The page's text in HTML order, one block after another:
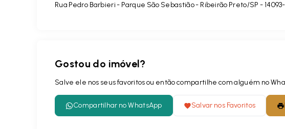
Rua Pedro Barbieri - Parque São Sebastião - Ribeirão Preto/SP -
Gostou do imóvel?
Salve ele nos seus favoritos ou então compartilhe com alguém no
Compartilhar no WhatsApp Salvar nos Favoritos